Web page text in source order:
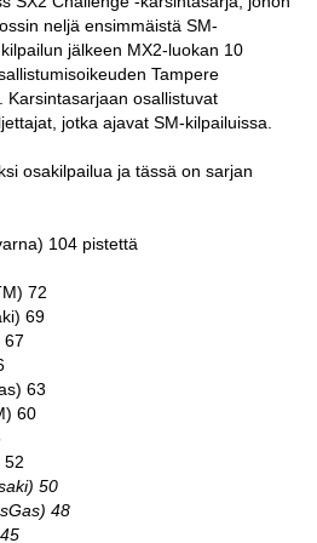
neljä ensimmäistä SM-
jälkeen MX2-luokan 10
Tampere
Karsintasarjaan osallistuvat
jotka ajavat SM-kilpailuissa.
osakilpailua ja tässä on sarjan
104 pistettä
72
69
67
63
60
52
50
48